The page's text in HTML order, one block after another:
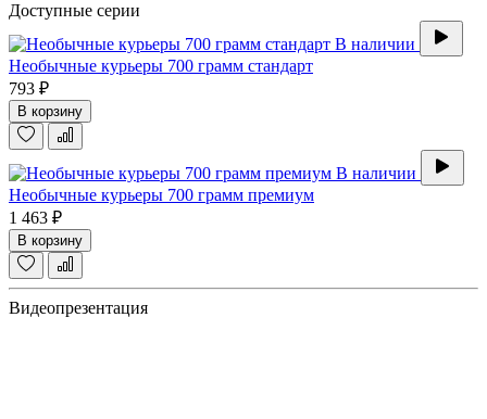
Доступные серии
В наличии
Необычные курьеры 700 грамм стандарт
793 ₽
В корзину
В наличии
Необычные курьеры 700 грамм премиум
1 463 ₽
В корзину
Видеопрезентация